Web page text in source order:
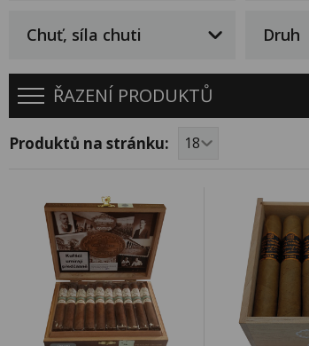
Chuť, síla chuti Druh
ŘAZENÍ PRODUKTŮ
Produktů na stránku: